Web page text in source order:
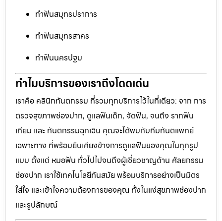
ทำฟันสมุทรปราการ
ทำฟันสมุทรสาคร
ทำฟันนครปฐม
ทำไมบริการของเราถึงโดดเด่น
เราคือ คลินิกทันตกรรม ที่รวมทุกบริการไว้ในที่เดียว: จาก การ
ตรวจสุขภาพช่องปาก, ดูแลฟันเด็ก, จัดฟัน, จนถึง รากฟัน
เทียม และ ทันตกรรมฉุกเฉิน คุณจะได้พบกับทีมทันตแพทย์
เฉพาะทาง ที่พร้อมยืนเคียงข้างการดูแลฟันของคุณในทุกรูป
แบบ ตั้งแต่ หมอฟัน ทั่วไปไปจนถึงผู้เชี่ยวชาญด้าน ศัลยกรรม
ช่องปาก เราใช้เทคโนโลยีทันสมัย พร้อมบริการอย่างเป็นมิตร
ใส่ใจ และเข้าใจความต้องการของคุณ ทั้งในแง่สุขภาพช่องปาก
และรูปลักษณ์